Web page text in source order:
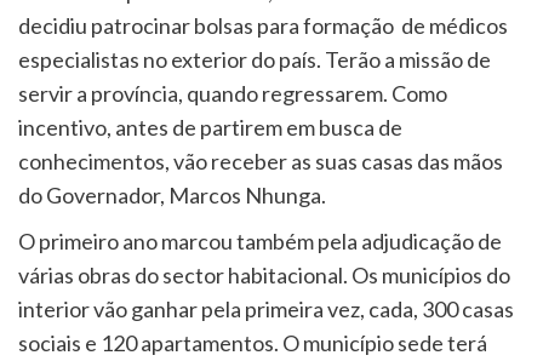
decidiu patrocinar bolsas para formação de médicos
especialistas no exterior do país. Terão a missão de
servir a província, quando regressarem. Como
incentivo, antes de partirem em busca de
conhecimentos, vão receber as suas casas das mãos
do Governador, Marcos Nhunga.
O primeiro ano marcou também pela adjudicação de
várias obras do sector habitacional. Os municípios do
interior vão ganhar pela primeira vez, cada, 300 casas
sociais e 120 apartamentos. O município sede terá